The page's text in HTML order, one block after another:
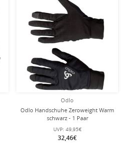
Odlo
Odlo Handschuhe Zeroweight Warm
schwarz - 1 Paar
UVP: 49,95€
32,46€